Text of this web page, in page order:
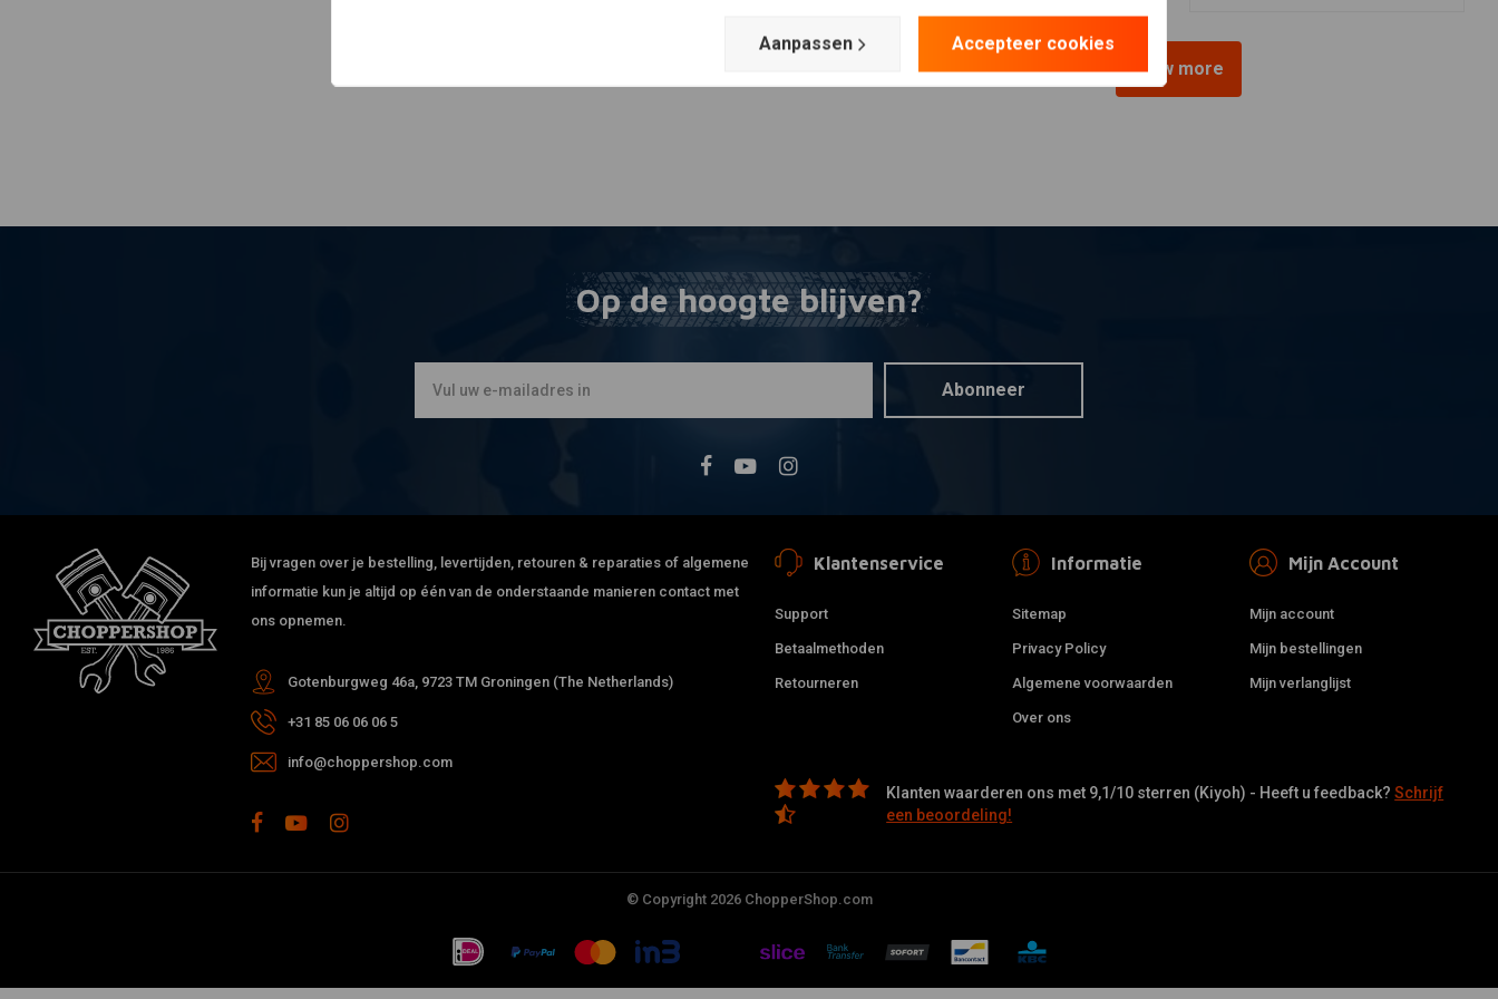
View more
Op de hoogte blijven?
Abonneer
Bij vragen over je bestelling, levertijden, retouren & reparaties of algemene
informatie kun je altijd op één van de onderstaande manieren contact met
ons opnemen.
Gotenburgweg 46a, 9723 TM Groningen (The Netherlands)
+31 85 06 06 06 5
info@choppershop.com
Klantenservice
Support
Betaalmethoden
Retourneren
Informatie
Sitemap
Privacy Policy
Algemene voorwaarden
Over ons
Mijn Account
Mijn account
Mijn bestellingen
Mijn verlanglijst
Klanten waarderen ons met 9,1/10 sterren (Kiyoh) - Heeft u feedback?Schrijf
een beoordeling!
© Copyright 2026 ChopperShop.com
Aanpassen Accepteer cookies